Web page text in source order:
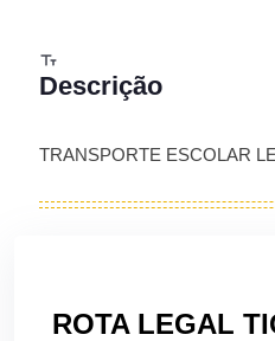
ROTA LEGAL
Descrição
TRANSPORTE ESCOLAR